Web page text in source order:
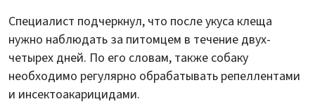
Специалист подчеркнул, что после укуса клеща
нужно наблюдать за питомцем в течение двух-
четырех дней. По его словам, также собаку
необходимо регулярно обрабатывать репеллентами
и инсектоакарицидами.